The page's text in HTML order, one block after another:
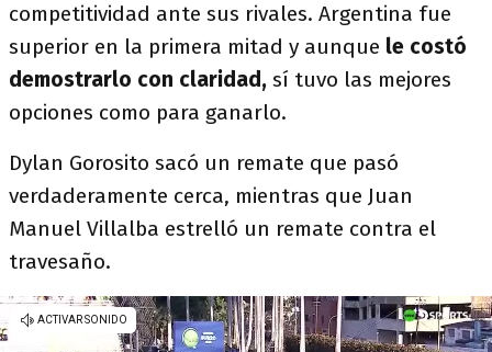
competitividad ante sus rivales. Argentina fue
superior en la primera mitad y aunque le costó
demostrarlo con claridad, sí tuvo las mejores
opciones como para ganarlo.
Dylan Gorosito sacó un remate que pasó
verdaderamente cerca, mientras que Juan
Manuel Villalba estrelló un remate contra el
travesaño.